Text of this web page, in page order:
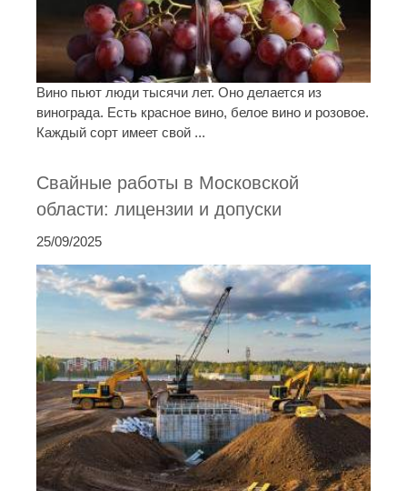
Вино пьют люди тысячи лет. Оно делается из
винограда. Есть красное вино, белое вино и розовое.
Каждый сорт имеет свой ...
Свайные работы в Московской
области: лицензии и допуски
25/09/2025